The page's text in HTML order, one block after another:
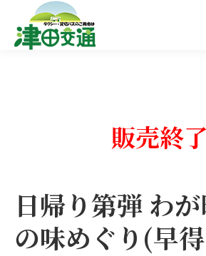
販売終了
日帰り第弾 わ
の味めぐり(早